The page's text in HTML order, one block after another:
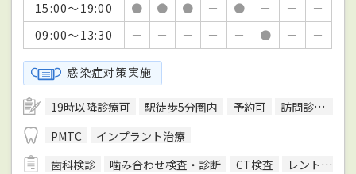
15:00～19:00
● ● ● － ● － －
－
09:00～13:30
－ － － － － ● － －
感染症対策実施
19時以降診療可 駅徒歩5分圏内 予約可 訪問診療可
PMTC
インプラント治療
歯科検診
噛み合わせ検査・診断 CT検査 レントゲン検査